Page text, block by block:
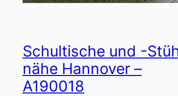
Schultische und -
nähe Hannover –
A190018